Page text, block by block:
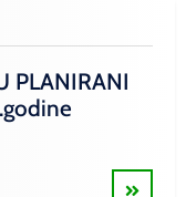
PLANIRANI